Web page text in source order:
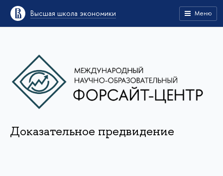
Высшая школа экономики Меню
Доказательное предвидение